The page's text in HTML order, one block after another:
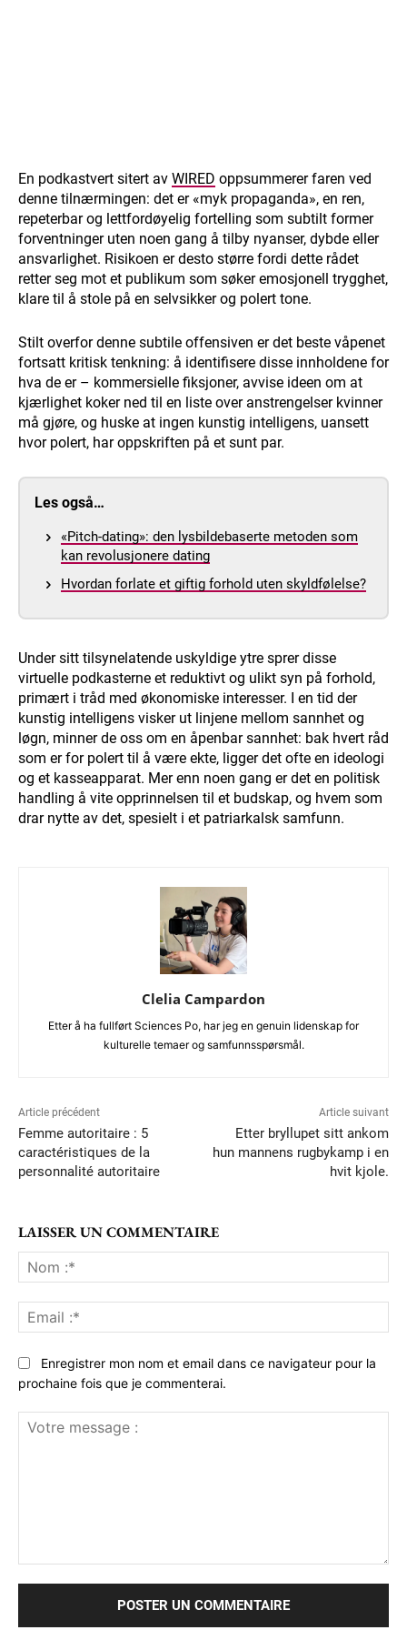
En podkastvert sitert av WIRED oppsummerer faren ved
denne tilnærmingen: det er «myk propaganda», en ren,
repeterbar og lettfordøyelig fortelling som subtilt former
forventninger uten noen gang å tilby nyanser, dybde eller
ansvarlighet. Risikoen er desto større fordi dette rådet
retter seg mot et publikum som søker emosjonell trygghet,
klare til å stole på en selvsikker og polert tone.
Stilt overfor denne subtile offensiven er det beste våpenet
fortsatt kritisk tenkning: å identifisere disse innholdene for
hva de er – kommersielle fiksjoner, avvise ideen om at
kjærlighet koker ned til en liste over anstrengelser kvinner
må gjøre, og huske at ingen kunstig intelligens, uansett
hvor polert, har oppskriften på et sunt par.
Les også…
«Pitch-dating»: den lysbildebaserte metoden som
kan revolusjonere dating
Hvordan forlate et giftig forhold uten skyldfølelse?
Under sitt tilsynelatende uskyldige ytre sprer disse
virtuelle podkasterne et reduktivt og ulikt syn på forhold,
primært i tråd med økonomiske interesser. I en tid der
kunstig intelligens visker ut linjene mellom sannhet og
løgn, minner de oss om en åpenbar sannhet: bak hvert råd
som er for polert til å være ekte, ligger det ofte en ideologi
og et kasseapparat. Mer enn noen gang er det en politisk
handling å vite opprinnelsen til et budskap, og hvem som
drar nytte av det, spesielt i et patriarkalsk samfunn.
Clelia Campardon
Etter å ha fullført Sciences Po, har jeg en genuin lidenskap for
kulturelle temaer og samfunnsspørsmål.
Article précédent
Femme autoritaire : 5
caractéristiques de la
personnalité autoritaire
Article suivant
Etter bryllupet sitt ankom
hun mannens rugbykamp i en
hvit kjole.
LAISSER UN COMMENTAIRE
:*
:*
Enregistrer mon nom et email dans ce navigateur pour la
prochaine fois que je commenterai.